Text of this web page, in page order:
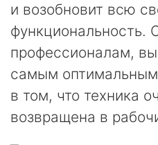
и возобновит всю
функциональность.
профессионалам, вы
самым
в том, что техника
возвращена в